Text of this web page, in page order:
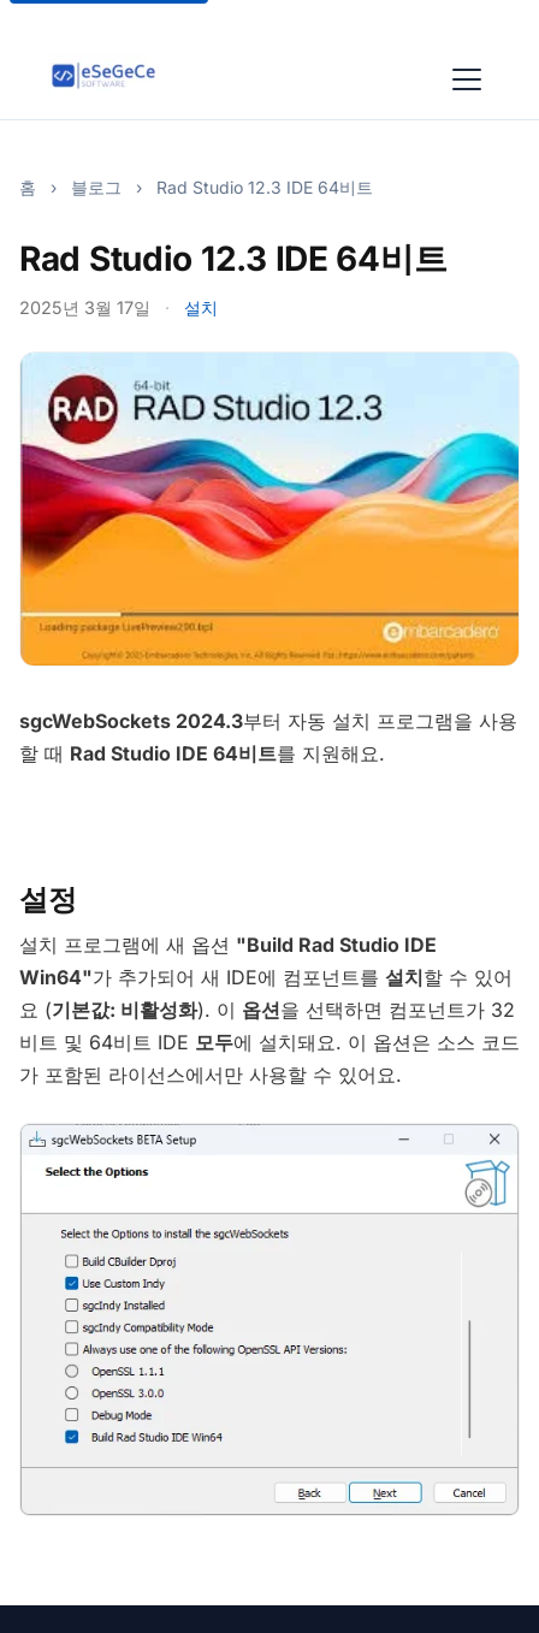
홈 › 블로그 › Rad Studio 12.3 IDE 64비트
Rad Studio 12.3 IDE 64비트
2025년 3월 17일 · 설치
sgcWebSockets 2024.3부터 자동 설치 프로그램을 사용
할 때 Rad Studio IDE 64비트를 지원해요.
설정
설치 프로그램에 새 옵션 "Build Rad Studio IDE
Win64"가 추가되어 새 IDE에 컴포넌트를 설치할 수 있어
요 (기본값: 비활성화). 이 옵션을 선택하면 컴포넌트가 32
비트 및 64비트 IDE 모두에 설치돼요. 이 옵션은 소스 코드
가 포함된 라이선스에서만 사용할 수 있어요.